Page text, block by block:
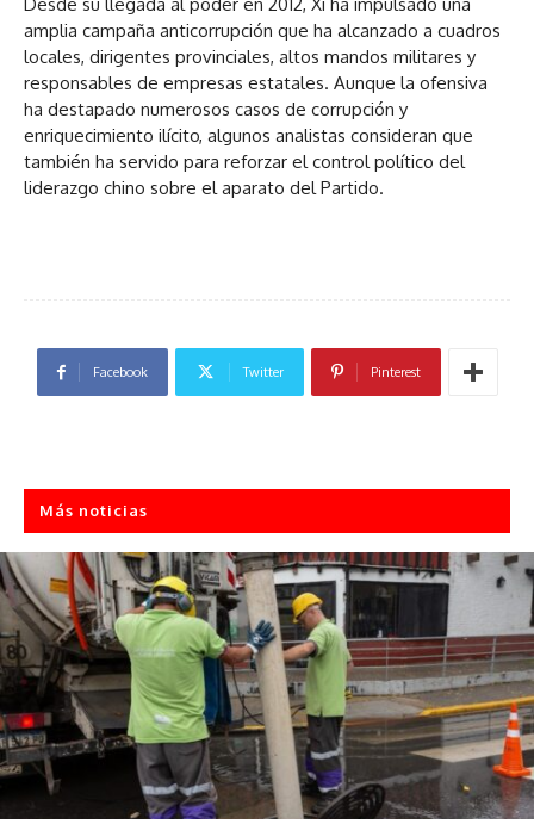
amplia campaña anticorrupción que ha alcanzado a cuadros
locales, dirigentes provinciales, altos mandos militares y
responsables de empresas estatales. Aunque la ofensiva
ha destapado numerosos casos de corrupción y
enriquecimiento ilícito, algunos analistas consideran que
también ha servido para reforzar el control político del
liderazgo chino sobre el aparato del Partido.
Facebook Twitter Pinterest
Más noticias